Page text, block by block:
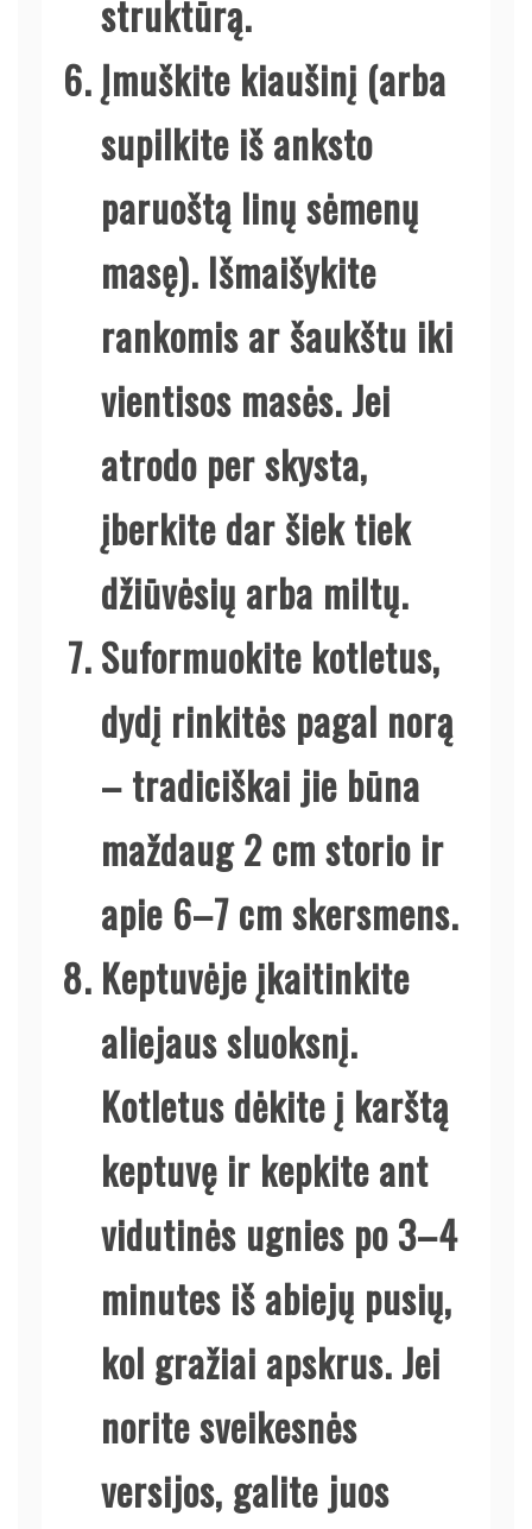
struktūrą.
Įmuškite kiaušinį (arba
supilkite iš anksto
paruoštą linų sėmenų
masę). Išmaišykite
rankomis ar šaukštu iki
vientisos masės. Jei
atrodo per skysta,
įberkite dar šiek tiek
džiūvėsių arba miltų.
Suformuokite kotletus,
dydį rinkitės pagal norą
– tradiciškai jie būna
maždaug 2 cm storio ir
apie 6–7 cm skersmens.
Keptuvėje įkaitinkite
aliejaus sluoksnį.
Kotletus dėkite į karštą
keptuvę ir kepkite ant
vidutinės ugnies po 3–4
minutes iš abiejų pusių,
kol gražiai apskrus. Jei
norite sveikesnės
versijos, galite juos